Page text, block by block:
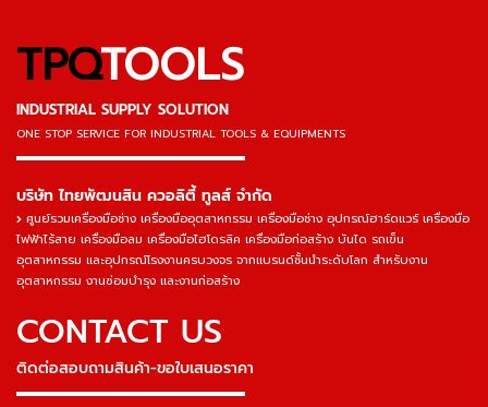
TPQTOOLS
INDUSTRIAL SUPPLY SOLUTION
ONE STOP SERVICE FOR INDUSTRIAL TOOLS & EQUIPMENTS
▬▬▬▬▬▬▬▬▬▬▬▬▬▬▬
บริษัท ไทยพัฒนสิน ควอลิตี้ ทูลส์ จำกัด
ศูนย์รวมเครื่องมือช่าง เครื่องมืออุตสาหกรรม เครื่องมือช่าง อุปกรณ์ฮาร์ดแวร์ เครื่องมือ
ไฟฟ้าไร้สาย เครื่องมือลม เครื่องมือไฮโดรลิค เครื่องมือก่อสร้าง บันได รถเข็น
อุตสาหกรรม และอุปกรณ์โรงงานครบวงจร จากแบรนด์ชั้นนำระดับโลก สำหรับงาน
อุตสาหกรรม งานซ่อมบำรุง และงานก่อสร้าง
CONTACT US
ติดต่อสอบถามสินค้า-ขอใบเสนอราคา
▬▬▬▬▬▬▬▬▬▬▬▬▬▬▬